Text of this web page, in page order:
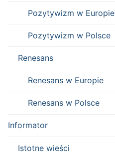
Pozytywizm w Europie
Pozytywizm w Polsce
Renesans
Renesans w Europie
Renesans w Polsce
Informator
Istotne wieści